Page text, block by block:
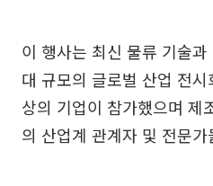
이 행사는 최신 물류 기술
대 규모의 글로벌 산업 전
상의 기업이 참가했으며 제
의 산업계 관계자 및 전문